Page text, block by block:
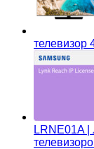
телевизор
LRNE01A